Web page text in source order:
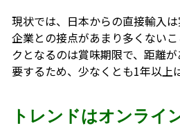
現状では、日本からの直接輸入
企業との接点があまり多くない
クとなるのは賞味期限で、距離
要するため、少なくとも1年以上
トレンドはオンライ